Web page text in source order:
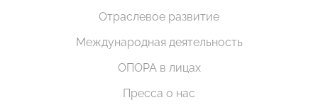
Отраслевое развитие
Международная деятельность
ОПОРА в лицах
Пресса о нас